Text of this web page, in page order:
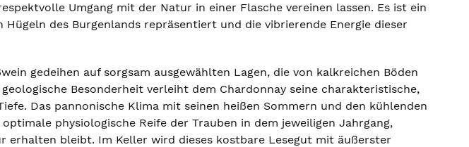
Umgang mit der Natur in einer Flasche vereinen lassen. Es ist ein
des Burgenlands repräsentiert und die vibrierende Energie dieser
gedeihen auf sorgsam ausgewählten Lagen, die von kalkreichen Böden
Besonderheit verleiht dem Chardonnay seine charakteristische,
Das pannonische Klima mit seinen heißen Sommern und den kühlenden
physiologische Reife der Trauben in dem jeweiligen Jahrgang,
erhalten bleibt. Im Keller wird dieses kostbare Lesegut mit äußerster